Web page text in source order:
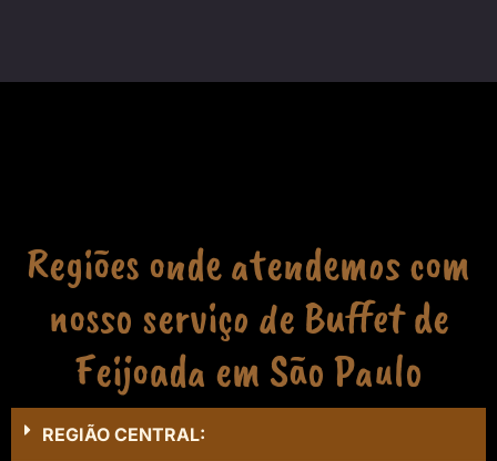
Regiões onde atendemos com
nosso serviço de Buffet de
Feijoada em São Paulo
REGIÃO CENTRAL: